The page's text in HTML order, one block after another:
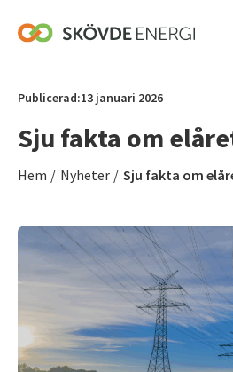
Publicerad:13 januari 2026
Sju fakta om
Hem / Nyheter / Sju fakta om